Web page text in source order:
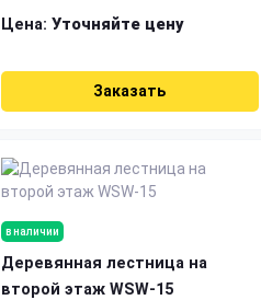
Цена: Уточняйте цену
Заказать
в наличии
Деревянная лестница на
второй этаж WSW-15